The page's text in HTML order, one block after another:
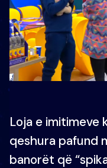
Loja e
qeshura pafund
banorët që